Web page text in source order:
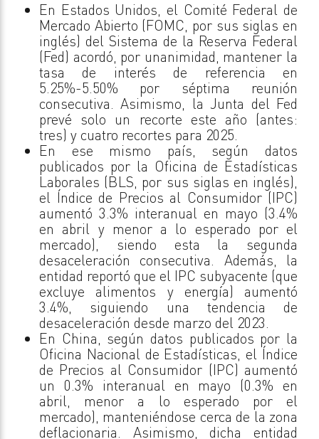
En Estados Unidos, el Comité Federal de
Mercado Abierto (FOMC, por sus siglas en
inglés) del Sistema de la Reserva Federal
(Fed) acordó, por unanimidad, mantener la
tasa de interés de referencia en
5.25%-5.50% por séptima reunión
consecutiva. Asimismo, la Junta del Fed
prevé solo un recorte este año (antes:
tres) y cuatro recortes para 2025.
En ese mismo país, según datos
publicados por la Oficina de Estadísticas
Laborales (BLS, por sus siglas en inglés),
el Índice de Precios al Consumidor (IPC)
aumentó 3.3% interanual en mayo (3.4%
en abril y menor a lo esperado por el
mercado), siendo esta la segunda
desaceleración consecutiva. Además, la
entidad reportó que el IPC subyacente (que
excluye alimentos y energía) aumentó
3.4%, siguiendo una tendencia de
desaceleración desde marzo del 2023.
En China, según datos publicados por la
Oficina Nacional de Estadísticas, el Índice
de Precios al Consumidor (IPC) aumentó
un 0.3% interanual en mayo (0.3% en
abril, menor a lo esperado por el
mercado), manteniéndose cerca de la zona
deflacionaria. Asimismo, dicha entidad